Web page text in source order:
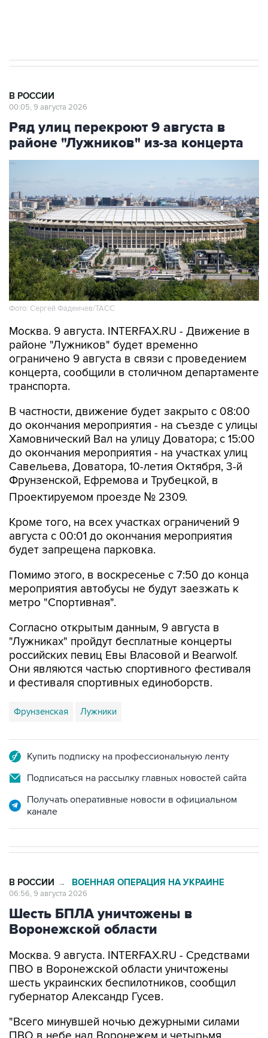
В РОССИИ
00:05, 9 августа 2026
Ряд улиц перекроют 9 августа в
районе "Лужников" из-за концерта
Фото: Сергей Фадеичев/ТАСС
Москва. 9 августа. INTERFAX.RU - Движение в
районе "Лужников" будет временно
ограничено 9 августа в связи с проведением
концерта, сообщили в столичном департаменте
транспорта.
В частности, движение будет закрыто с 08:00
до окончания мероприятия - на съезде с улицы
Хамовнический Вал на улицу Доватора; с 15:00
до окончания мероприятия - на участках улиц
Савельева, Доватора, 10-летия Октября, 3-й
Фрунзенской, Ефремова и Трубецкой, в
Проектируемом проезде № 2309.
Кроме того, на всех участках ограничений 9
августа с 00:01 до окончания мероприятия
будет запрещена парковка.
Помимо этого, в воскресенье с 7:50 до конца
мероприятия автобусы не будут заезжать к
метро "Спортивная".
Согласно открытым данным, 9 августа в
"Лужниках" пройдут бесплатные концерты
российских певиц Евы Власовой и Bearwolf.
Они являются частью спортивного фестиваля
и фестиваля спортивных единоборств.
Фрунзенская Лужники
Купить подписку на профессиональную ленту
Подписаться на рассылку главных новостей сайта
Получать оперативные новости в официальном
канале
В РОССИИ → ВОЕННАЯ ОПЕРАЦИЯ НА УКРАИНЕ
06:56, 9 августа 2026
Шесть БПЛА уничтожены в
Воронежской области
Москва. 9 августа. INTERFAX.RU - Средствами
ПВО в Воронежской области уничтожены
шесть украинских беспилотников, сообщил
губернатор Александр Гусев.
"Всего минувшей ночью дежурными силами